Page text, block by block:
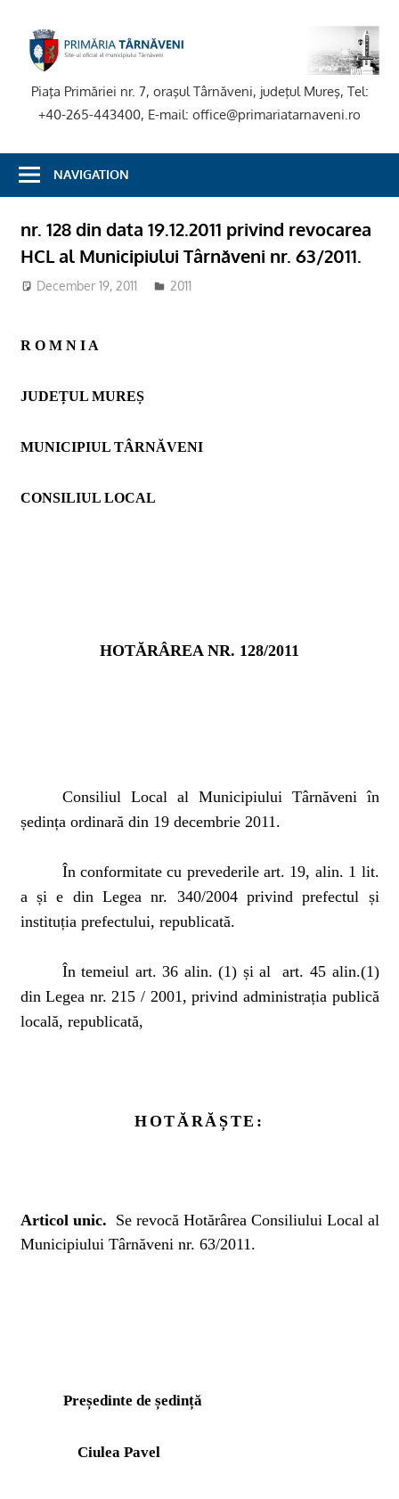
content
Piaţa Primăriei nr. 7, oraşul Târnăveni, judeţul Mureş, Tel:
+40-265-443400, E-mail: office@primariatarnaveni.ro
NAVIGATION
nr. 128 din data 19.12.2011 privind revocarea
HCL al Municipiului Târnăveni nr. 63/2011.
December 19, 2011 2011
R O M N I A
JUDEȚUL MUREȘ
MUNICIPIUL TÂRNĂVENI
CONSILIUL LOCAL
HOTĂRÂREA NR. 128/2011
Consiliul Local al Municipiului Târnăveni în
ședința ordinară din 19 decembrie 2011.
În conformitate cu prevederile art. 19, alin. 1 lit.
a și e din Legea nr. 340/2004 privind prefectul și
instituția prefectului, republicată.
În temeiul art. 36 alin. (1) și al
art. 45 alin.(1)
din Legea nr. 215 / 2001, privind administrația publică
locală, republicată,
HOTĂRĂȘTE:
Articol unic. Se revocă Hotărârea Consiliului Local al
Municipiului Târnăveni nr. 63/2011.
Președinte de ședință
Ciulea Pavel